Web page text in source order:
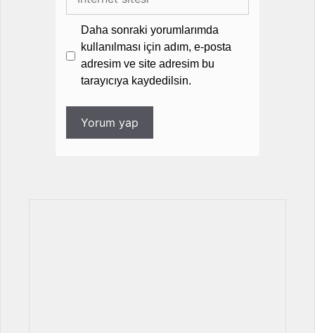
sitesi
Daha sonraki yorumlarımda
kullanılması için adım, e-posta
adresim ve site adresim bu
tarayıcıya kaydedilsin.